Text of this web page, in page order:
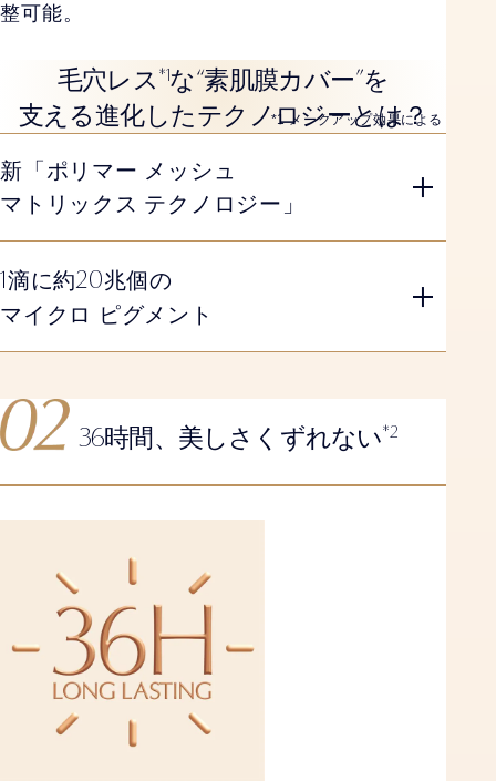
整可能。
毛穴レス *1な“素肌膜カバー”を
支える進化したテクノロジーとは？
*1 メークアップ効果による
新「ポリマー メッシュ
マトリックス テクノロジー」
1滴に約20兆個の
マイクロ ピグメント
36時間、美しさくずれない*2